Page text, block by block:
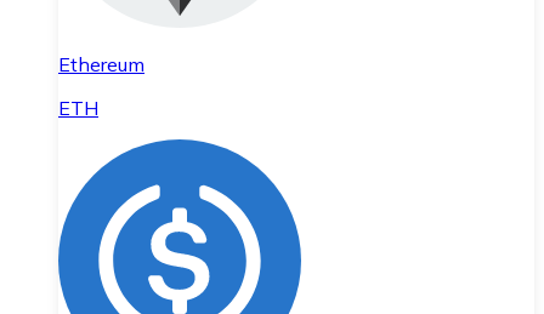
Ethereum
ETH